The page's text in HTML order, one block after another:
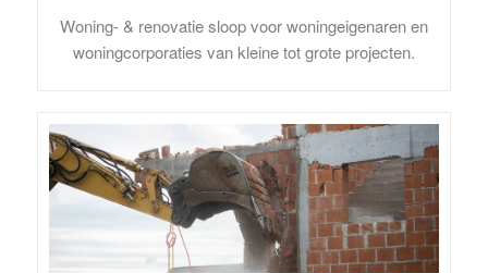
Woning- & renovatie sloop voor woningeigenaren en
woningcorporaties van kleine tot grote projecten.